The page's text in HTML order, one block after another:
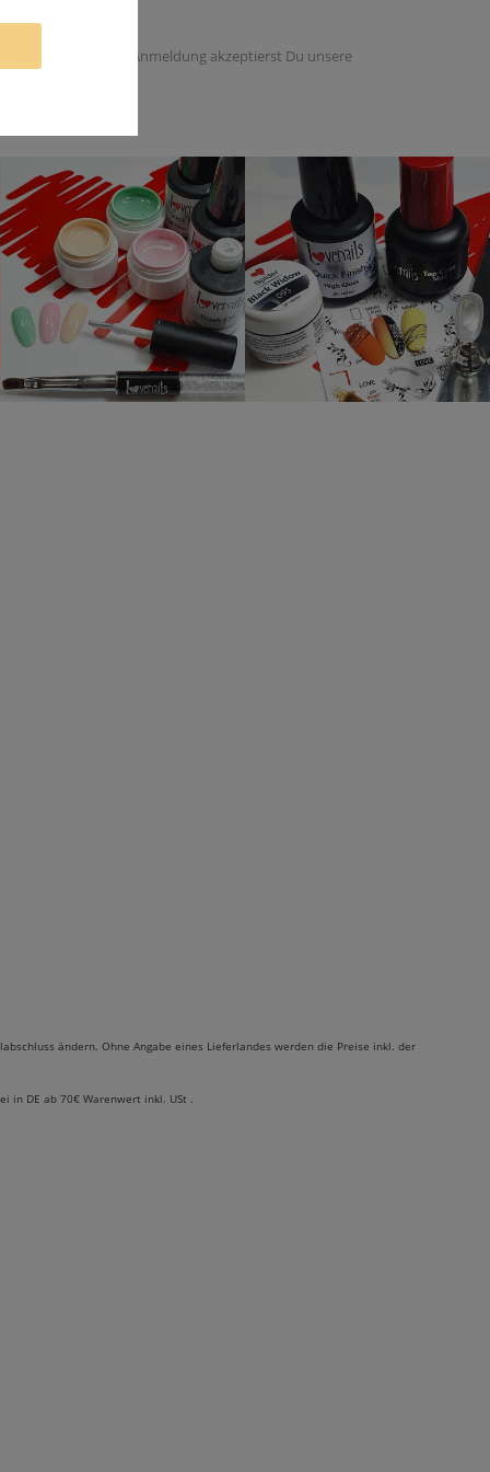
Email. Mit der Anmeldung akzeptierst Du unsere
ändern. Ohne Angabe eines Lieferlandes werden die Preise inkl. der
DE ab 70€ Warenwert inkl. USt .